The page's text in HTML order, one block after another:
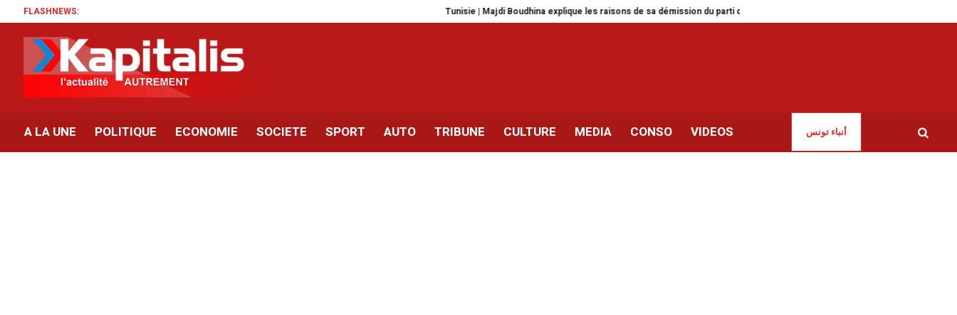
FLASHNEWS: Tunisie | Majdi Boudhina explique les raisons de sa démission du parti de Abir Moussi
A LA UNE POLITIQUE ECONOMIE SOCIETE SPORT AUTO TRIBUNE CULTURE MEDIA CONSO VIDEOS أنباء تونس